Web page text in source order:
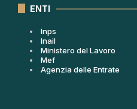
ENTI
Inps
Inail
Ministero del Lavoro
Mef
Agenzia delle Entrate